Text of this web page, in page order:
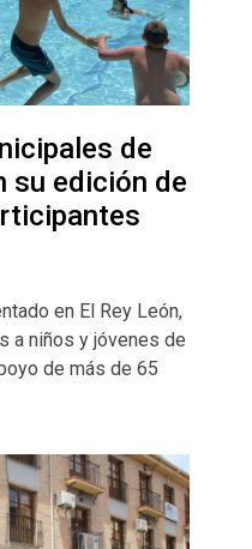
de
su edición de
en El Rey León,
a niños y jóvenes de
de más de 65